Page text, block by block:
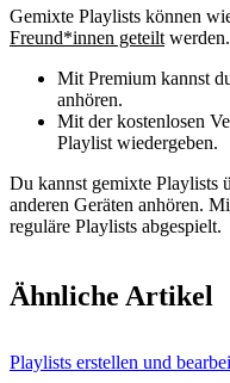
Gemixte Playlists können
Freund*innen geteilt werden.
Mit Premium kannst
anhören.
Mit der kostenlosen
Playlist wiedergeben.
Du kannst gemixte Playlists
anderen Geräten anhören.
reguläre Playlists abgespielt.
Ähnliche Artikel
Playlists erstellen und